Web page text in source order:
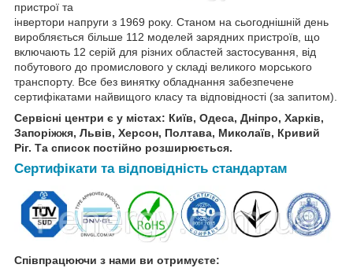
пристрої та
інвертори напруги з 1969 року. Станом на сьогоднішній день
виробляється більше 112 моделей зарядних пристроїв, що
включають 12 серій для різних областей застосування, від
побутового до промислового у складі великого морського
транспорту. Все без винятку обладнання забезпечене
сертифікатами найвищого класу та відповідності (за запитом).
Сервісні центри є у містах: Київ, Одеса, Дніпро, Харків,
Запоріжжя, Львів, Херсон, Полтава, Миколаїв, Кривий
Ріг. Та список постійно розширюється.
Сертифікати та відповідність стандартам
Співпрацюючи з нами ви отримуєте: